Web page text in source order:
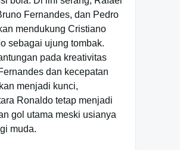
Fernandes, dan Pedro
mendukung Cristiano
sebagai ujung tombak.
pada kreativitas
dan kecepatan
menjadi kunci,
Ronaldo tetap menjadi
gol utama meski usianya
muda.